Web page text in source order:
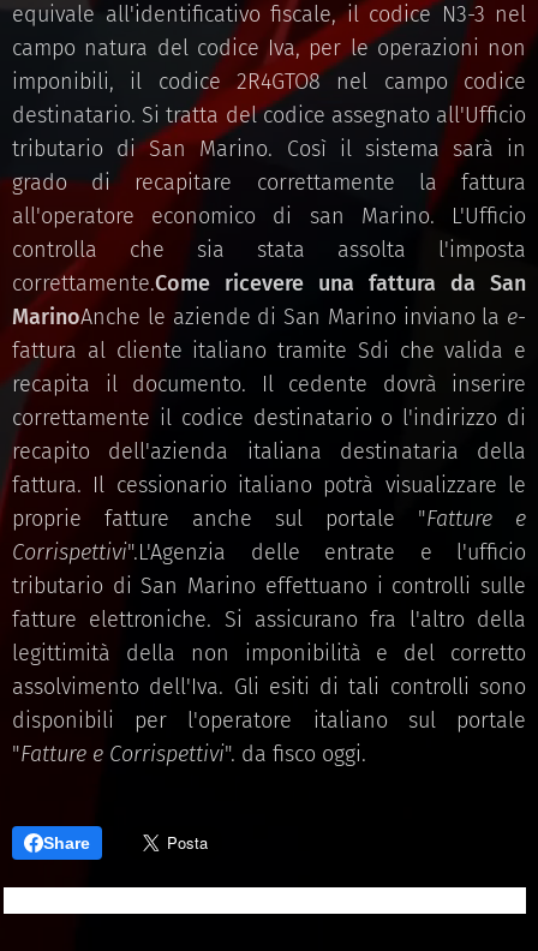
equivale all'identificativo fiscale, il codice N3-3 nel
campo natura del codice Iva, per le operazioni non
imponibili, il codice 2R4GTO8 nel campo codice
destinatario. Si tratta del codice assegnato all'Ufficio
tributario di San Marino. Così il sistema sarà in
grado di recapitare correttamente la fattura
all'operatore economico di san Marino. L'Ufficio
controlla che sia stata assolta l'imposta
correttamente.Come ricevere una fattura da San
MarinoAnche le aziende di San Marino inviano la e-
fattura al cliente italiano tramite Sdi che valida e
recapita il documento. Il cedente dovrà inserire
correttamente il codice destinatario o l'indirizzo di
recapito dell'azienda italiana destinataria della
fattura. Il cessionario italiano potrà visualizzare le
proprie fatture anche sul portale "Fatture e
Corrispettivi".L'Agenzia delle entrate e l'ufficio
tributario di San Marino effettuano i controlli sulle
fatture elettroniche. Si assicurano fra l'altro della
legittimità della non imponibilità e del corretto
assolvimento dell'Iva. Gli esiti di tali controlli sono
disponibili per l'operatore italiano sul portale
"Fatture e Corrispettivi". da fisco oggi.
Share